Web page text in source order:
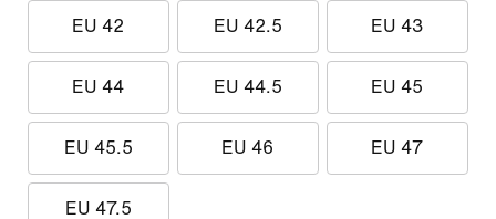
EU 42 EU 42.5 EU 43
EU 44 EU 44.5 EU 45
EU 45.5 EU 46 EU 47
EU 47.5